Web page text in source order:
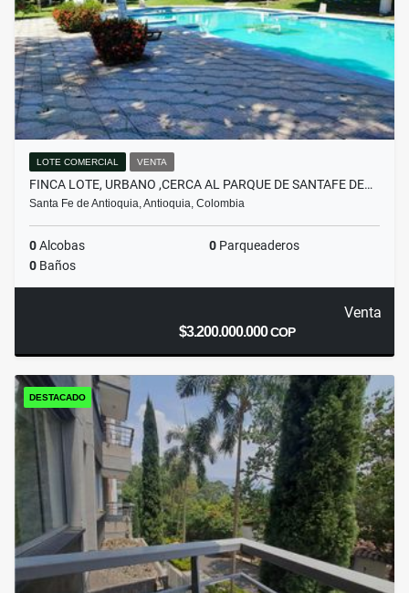
LOTE COMERCIAL VENTA
FINCA LOTE, URBANO ,CERCA AL PARQUE DE SANTAFE DE…
Santa Fe de Antioquia, Antioquia, Colombia
0Alcobas 0 Parqueaderos
0 Baños
Venta
$3.200.000.000COP
DESTACADO